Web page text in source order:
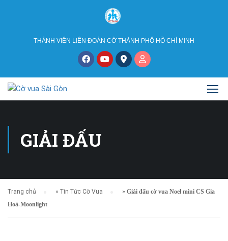
THÀNH VIÊN LIÊN ĐOÀN CỜ THÀNH PHỐ HỒ CHÍ MINH
GIẢI ĐẤU
Trang chủ » Tin Tức Cờ Vua » Giải đấu cờ vua Noel mini CS Gia
Hoà-Moonlight